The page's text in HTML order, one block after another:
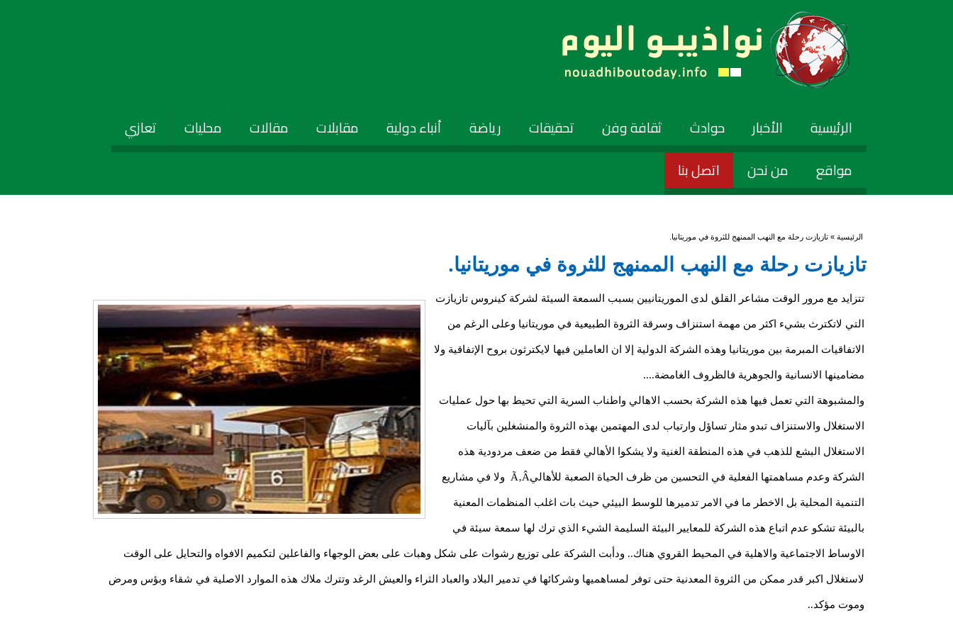
الرئيسية الأخبار حوادث ثقافة وفن تحقيقات رياضة أنباء دولية مقابلات مقالات محليات
تعازي
مواقع
من نحن اتصل بنا
أنت هنا
الرئيسية » تازيازت رحلة مع النهب الممنهج للثروة في موريتانيا.
تازيازت رحلة مع النهب الممنهج للثروة في موريتانيا.
تتزايد مع مرور الوقت مشاعر القلق لدى الموريتانيين بسبب السمعة السيئة لشركة كينروس تازيازت
التي لاتكترث بشيء اكثر من مهمة استنزاف وسرقة الثروة الطبيعية في موريتانيا وعلى الرغم من
الاتفاقيات المبرمة بين موريتانيا وهذه الشركة الدولية إلا ان العاملين فيها لايكترثون بروح الإتفاقية ولا
مضامينها الانسانية والجوهرية فالظروف الغامضة....
والمشبوهة التي تعمل فيها هذه الشركة بحسب الاهالي واطناب السرية التي تحيط بها حول عمليات
الاستغلال والاستنزاف تبدو مثار تساؤل وارتياب لدى المهتمين بهذه الثروة والمنشغلين بآليات
الاستغلال البشع للذهب في هذه المنطقة الغنية ولا يشكوا الأهالي فقط من ضعف مردودية هذه
الشركة وعدم مساهمتها الفعلية في التحسين من ظرف الحياة الصعبة للأهاليÃ‚Â ولا في مشاريع
التنمية المحلية بل الاخطر ما في الامر تدميرها للوسط البيئي حيث بات اغلب المنظمات المعنية
بالبيئة تشكو عدم اتباع هذه الشركة للمعايير البيئة السليمة الشيء الذي ترك لها سمعة سيئة في
الاوساط الاجتماعية والاهلية في المحيط القروي هناك.. ودأبت الشركة على توزيع رشوات على شكل وهبات على بعض الوجهاء والفاعلين لتكميم الافواه والتحايل على الوقت
لاستغلال اكبر قدر ممكن من الثروة المعدنية حتى توفر لمساهميها وشركائها في تدمير البلاد والعباد الثراء والعيش الرغد وتترك ملاك هذه الموارد الاصلية في شقاء وبؤس ومرض
وموت مؤكد..